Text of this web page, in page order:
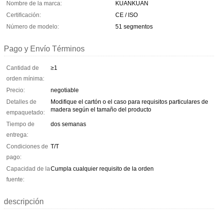
Nombre de la marca:
KUANKUAN
Certificación:
CE / ISO
Número de modelo:
51 segmentos
Pago y Envío Términos
Cantidad de
orden mínima:
≥1
Precio:
negotiable
Detalles de
empaquetado:
Modifique el cartón o el caso para requisitos particulares de
madera según el tamaño del producto
Tiempo de
entrega:
dos semanas
Condiciones de
pago:
T/T
Capacidad de la
fuente:
Cumpla cualquier requisito de la orden
descripción